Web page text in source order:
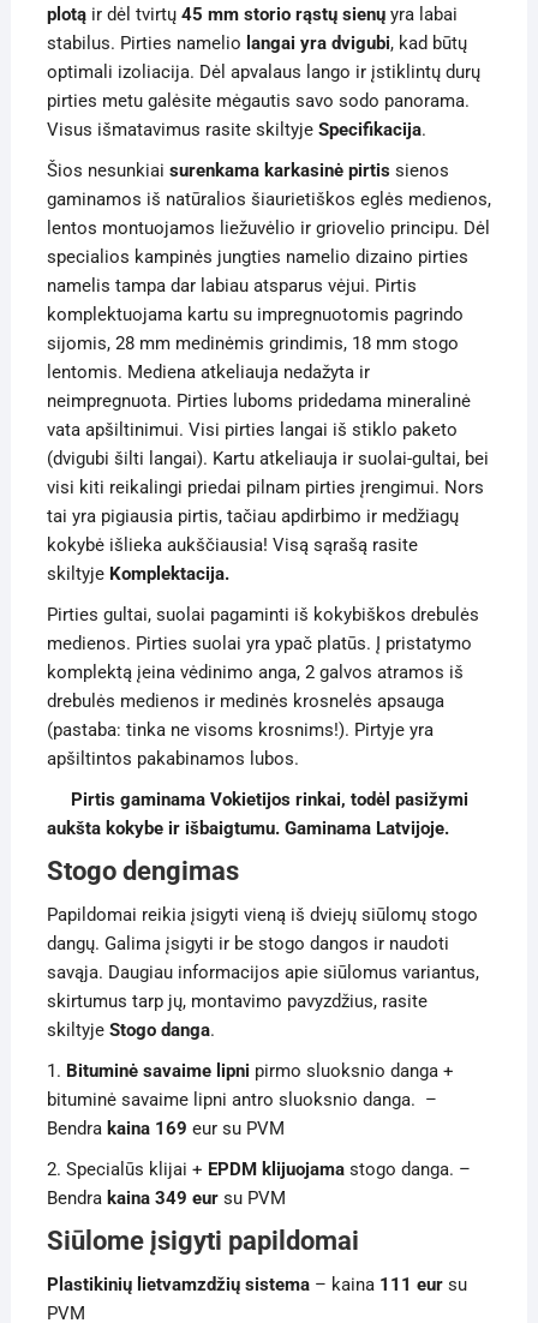
plotąir dėl tvirtų 45 mm storio rąstų sienųyra labai
stabilus. Pirties namelio langai yra dvigubi, kad būtų
optimali izoliacija. Dėl apvalaus lango ir įstiklintų durų
pirties metu galėsite mėgautis savo sodo panorama.
Visus išmatavimus rasite skiltyje Specifikacija.
Šios nesunkiai surenkama karkasinė pirtissienos
gaminamos iš natūralios šiaurietiškos eglės medienos,
lentos montuojamos liežuvėlio ir griovelio principu. Dėl
specialios kampinės jungties namelio dizaino pirties
namelis tampa dar labiau atsparus vėjui. Pirtis
komplektuojama kartu su impregnuotomis pagrindo
sijomis, 28 mm medinėmis grindimis, 18 mm stogo
lentomis. Mediena atkeliauja nedažyta ir
neimpregnuota. Pirties luboms pridedama mineralinė
vata apšiltinimui. Visi pirties langai iš stiklo paketo
(dvigubi šilti langai). Kartu atkeliauja ir suolai-gultai, bei
visi kiti reikalingi priedai pilnam pirties įrengimui. Nors
tai yra pigiausia pirtis, tačiau apdirbimo ir medžiagų
kokybė išlieka aukščiausia! Visą sąrašą rasite
skiltyje Komplektacija.
Pirties gultai, suolai pagaminti iš kokybiškos drebulės
medienos. Pirties suolai yra ypač platūs. Į pristatymo
komplektą įeina vėdinimo anga, 2 galvos atramos iš
drebulės medienos ir medinės krosnelės apsauga
(pastaba: tinka ne visoms krosnims!). Pirtyje yra
apšiltintos pakabinamos lubos.
Pirtis gaminama Vokietijos rinkai, todėl pasižymi
aukšta kokybe ir išbaigtumu. Gaminama Latvijoje.
Stogo dengimas
Papildomai reikia įsigyti vieną iš dviejų siūlomų stogo
dangų. Galima įsigyti ir be stogo dangos ir naudoti
savąja. Daugiau informacijos apie siūlomus variantus,
skirtumus tarp jų, montavimo pavyzdžius, rasite
skiltyje Stogo danga.
1. Bituminė savaime lipni pirmo sluoksnio danga +
bituminė savaime lipni antro sluoksnio danga. –
Bendra kaina 169 eur su PVM
2. Specialūs klijai + EPDM klijuojamastogo danga. –
Bendra kaina 349 eursu PVM
Siūlome įsigyti papildomai
Plastikinių lietvamzdžių sistema– kaina 111 eursu
PVM